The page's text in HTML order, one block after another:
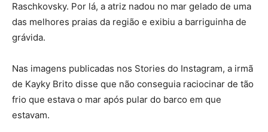
Raschkovsky. Por lá, a atriz nadou no mar gelado de uma
das melhores praias da região e exibiu a barriguinha de
grávida.
Nas imagens publicadas nos Stories do Instagram, a irmã
de Kayky Brito disse que não conseguia raciocinar de tão
frio que estava o mar após pular do barco em que
estavam.